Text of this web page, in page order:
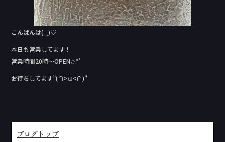
こんばんは( ¨̮ )︎︎♡
本日も営業してます！
営業時間20時〜OPEN✩.*˚
お待ちしてます”(∩>ω<∩)"
ブログトップ